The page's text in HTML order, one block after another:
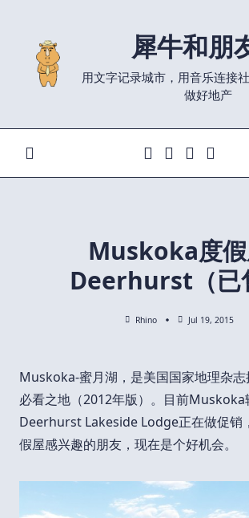
content
犀牛和朋
用文字记录城市，用音乐连接
做好地产
Muskoka度
Deerhurst（已
Rhino Jul 19, 2015
Muskoka-蜜月湖，是美国国家地理杂
必看之地（2012年版）。目前Muskoka
Deerhurst Lakeside Lodge正在做促销
假屋感兴趣的朋友，现在是个好机会。